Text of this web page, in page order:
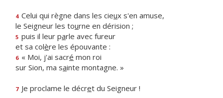
4 Celui qui règne dans les cieux s'en amuse,
le Seigneur les tourne en dérision ;
5 puis il leur parle avec fureur
et sa colère les épouvante :
6 « Moi, j'ai sacré mon roi
sur Sion, ma sainte montagne. »
7 Je proclame le décret du Seigneur !